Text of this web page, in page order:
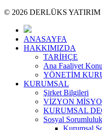
© 2026 DERLÜKS
ANASAYFA
HAKKIMIZDA
TARİHÇE
Ana Faaliyet
YÖNETİM
KURUMSAL
Şirket Bilgileri
VİZYON
KURUMSAL
Sosyal Sorumluluk
Kurumsal